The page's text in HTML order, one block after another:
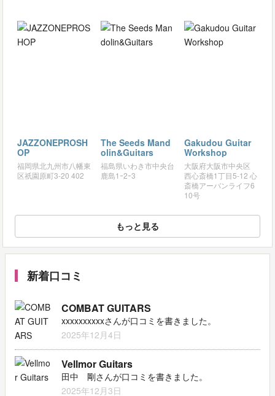
JAZZONEPROSH
OP
福岡県北九州市八幡東
区祇園原町3-20 402
The Seeds Mand
olin&Guitars
福島県いわき市中央台
鹿島1ｰ2ｰ3
Gakudou Guitar
Workshop
大阪府大阪市中央区
西心斎橋1丁目5-12 心
斎橋アーバンライフ6
10号
もっと見る
新着口コミ
COMBAT GUITARS
xxxxxxxxxxさんが口コミを書きました。
2025年12月4日
Vellmor Guitars
田中 剛さんが口コミを書きました。
2025年12月3日